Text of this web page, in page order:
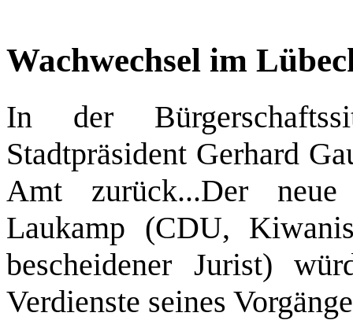
Wachwechsel im
In der
Stadtpräsident Gerhard
Amt zurück...Der neue
Laukamp (CDU,
bescheidener Jurist)
Verdienste seines